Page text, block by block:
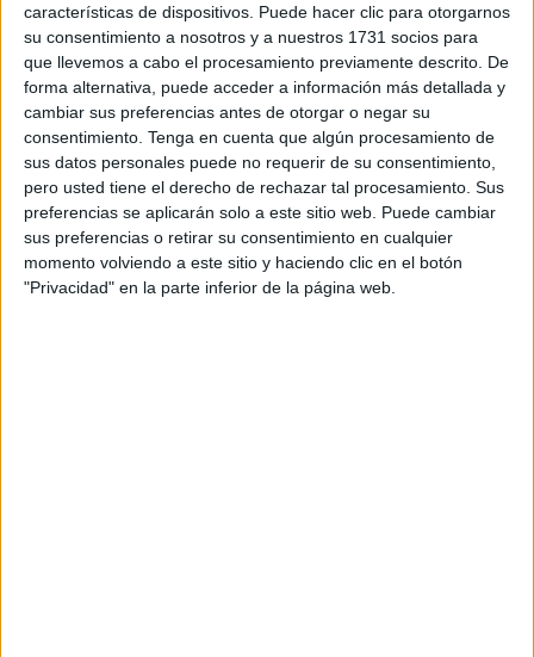
características de dispositivos. Puede hacer clic para otorgarnos
su consentimiento a nosotros y a nuestros 1731 socios para
que llevemos a cabo el procesamiento previamente descrito. De
forma alternativa, puede acceder a información más detallada y
cambiar sus preferencias antes de otorgar o negar su
consentimiento. Tenga en cuenta que algún procesamiento de
sus datos personales puede no requerir de su consentimiento,
pero usted tiene el derecho de rechazar tal procesamiento. Sus
preferencias se aplicarán solo a este sitio web. Puede cambiar
sus preferencias o retirar su consentimiento en cualquier
momento volviendo a este sitio y haciendo clic en el botón
"Privacidad" en la parte inferior de la página web.
febrero, cuando desembarcó en Ceuta procedente de su
país natal, Portugal, por alguna razón difícil de asimilar.
Asegura ser Tomás Mota, luso, expiloto de carreras,
veterano de Daytona, 36 años, sin familia pero con amigos
y novia (“quiero casarme para poder estar con ella”) en la
ciudad autónoma. Agentes de la Jefatura Superior le han
identificado y retenido un rato este lunes a primera hora de
la mañana ante la Iglesia del Valle.